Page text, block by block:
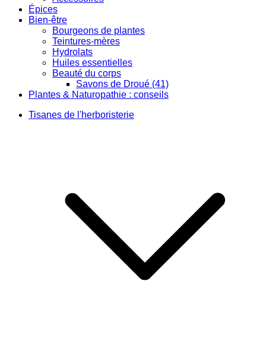
Épices
Bien-être
Bourgeons de plantes
Teintures-mères
Hydrolats
Huiles essentielles
Beauté du corps
Savons de Droué (41)
Plantes & Naturopathie : conseils
Tisanes de l'herboristerie